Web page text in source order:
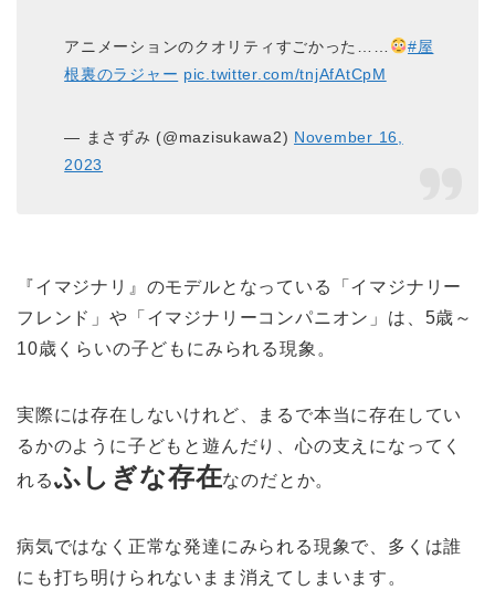
アニメーションのクオリティすごかった……
#屋
根裏のラジャー pic.twitter.com/tnjAfAtCpM
— まさずみ (@mazisukawa2) November 16,
2023
『イマジナリ』のモデルとなっている「イマジナリー
フレンド」や「イマジナリーコンパニオン」は、5歳～
10歳くらいの子どもにみられる現象。
実際には存在しないけれど、まるで本当に存在してい
るかのように子どもと遊んだり、心の支えになってく
れるふしぎな存在なのだとか。
病気ではなく正常な発達にみられる現象で、多くは誰
にも打ち明けられないまま消えてしまいます。